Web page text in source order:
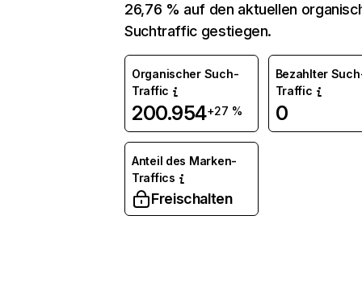
26,76 % auf den aktuellen
Suchtraffic gestiegen.
Organischer Such-
Traffic
200.954+27 %
Bezahlter
Traffic
0
Anteil des Marken-
Traffics
Freischalten